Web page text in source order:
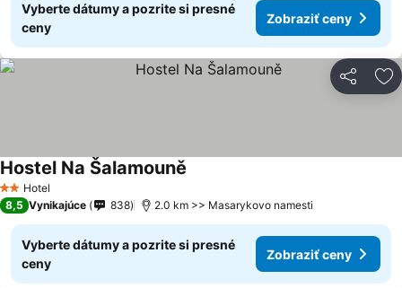
Vyberte dátumy a pozrite si presné
ceny
Zobraziť ceny
Zdieľať
2 Počet hviezdičiek
Hotel
Hostel Na Šalamouně
8,5 Vynikajúce 838 2.0 km >> Masarykovo namesti
Vyberte dátumy a pozrite si presné
ceny
Zobraziť ceny